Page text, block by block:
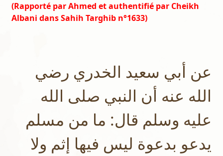
(Rapporté par Ahmed et authentifié par Cheikh
Albani dans Sahih Targhib n°1633)
عن أبي سعيد الخدري رضي
الله عنه أن النبي صلى الله
عليه وسلم قال: ما من مسلم
يدعو بدعوة ليس فيها إثم ولا